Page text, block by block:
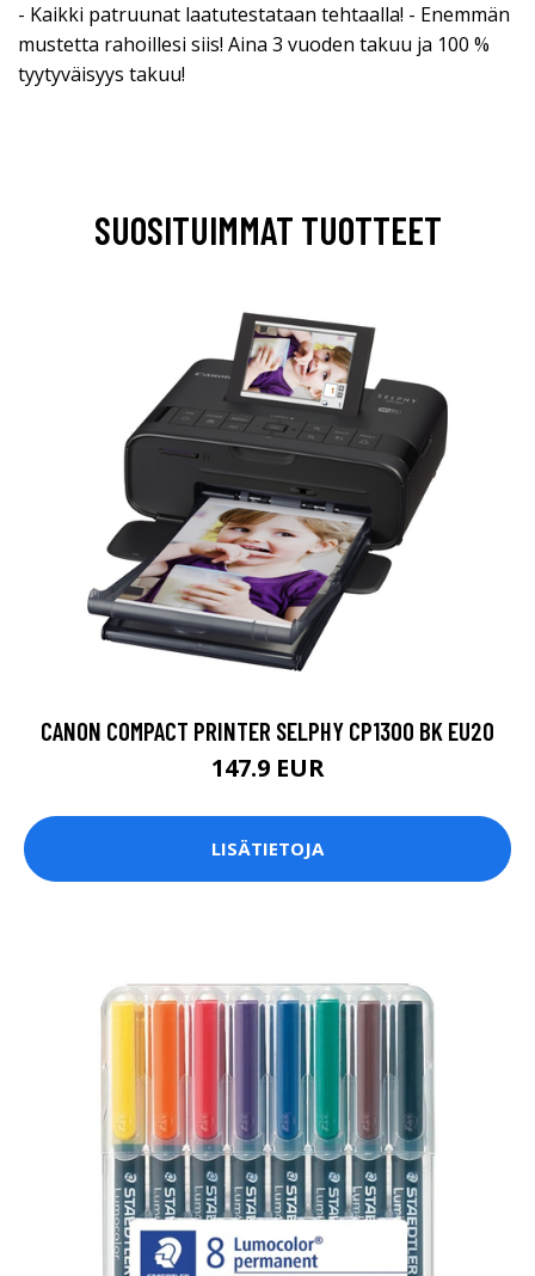
- Kaikki patruunat laatutestataan tehtaalla! - Enemmän
mustetta rahoillesi siis! Aina 3 vuoden takuu ja 100 %
tyytyväisyys takuu!
SUOSITUIMMAT TUOTTEET
CANON COMPACT PRINTER SELPHY CP1300 BK EU20
147.9 EUR
LISÄTIETOJA